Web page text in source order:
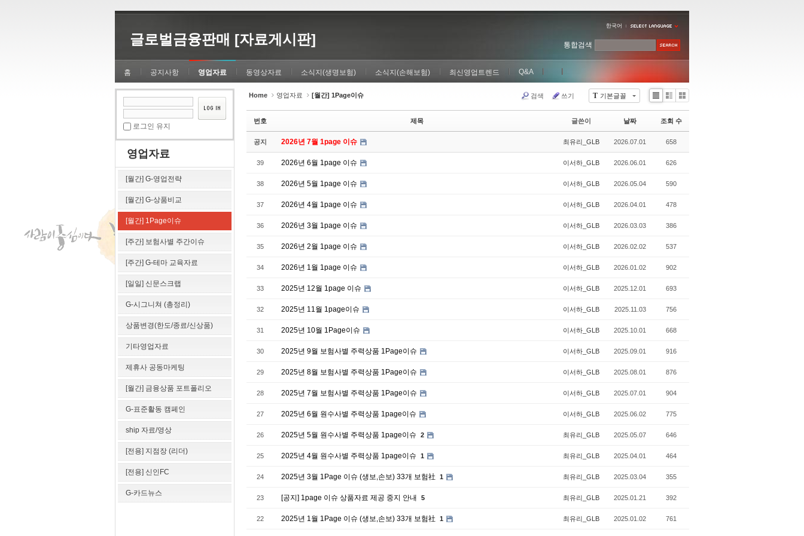
글로벌금융판매 [자료게시판]
한국어
홈 공지사항 영업자료 동영상자료 소식지(생명보험) 소식지(손해보험) 최신영업트렌드 Q&A
통합검색
로그인 유지
영업자료
[월간] G-영업전략
[월간] G-상품비교
[월간] 1Page이슈
[주간] 보험사별 주간이슈
[주간] G-테마 교육자료
[일일] 신문스크랩
G-시그니쳐 (총정리)
상품변경(한도/종료/신상품)
기타영업자료
제휴사 공동마케팅
[월간] 금융상품 포트폴리오
G-표준활동 캠페인
ship 자료/영상
[전용] 지점장 (리더)
[전용] 신인FC
G-카드뉴스
Home 영업자료 [월간] 1Page이슈 T 기본글꼴
검색 쓰기
Li
Zi
e
G
le
번호 제목 글쓴이 날짜 조회 수
공지 2026년 7월 1page 이슈 최유리_GLB 2026.07.01 658
39 2026년 6월 1page 이슈 이서하_GLB 2026.06.01 626
38 2026년 5월 1page 이슈 이서하_GLB 2026.05.04 590
37 2026년 4월 1page 이슈 이서하_GLB 2026.04.01 478
36 2026년 3월 1page 이슈 이서하_GLB 2026.03.03 386
35 2026년 2월 1page 이슈 이서하_GLB 2026.02.02 537
34 2026년 1월 1page 이슈 이서하_GLB 2026.01.02 902
33 2025년 12월 1page 이슈 이서하_GLB 2025.12.01 693
32 2025년 11월 1page이슈 이서하_GLB 2025.11.03 756
31 2025년 10월 1Page이슈 이서하_GLB 2025.10.01 668
30 2025년 9월 보험사별 주력상품 1Page이슈 이서하_GLB 2025.09.01 916
29 2025년 8월 보험사별 주력상품 1Page이슈 이서하_GLB 2025.08.01 876
28 2025년 7월 보험사별 주력상품 1Page이슈 이서하_GLB 2025.07.01 904
27 2025년 6월 원수사별 주력상품 1page이슈 이서하_GLB 2025.06.02 775
26 2025년 5월 원수사별 주력상품 1page이슈 2 최유리_GLB 2025.05.07 646
25 2025년 4월 원수사별 주력상품 1page이슈 1 최유리_GLB 2025.04.01 464
24 2025년 3월 1Page 이슈 (생보,손보) 33개 보험社 1 최유리_GLB 2025.03.04 355
23 [공지] 1page 이슈 상품자료 제공 중지 안내 5 최유리_GLB 2025.01.21 392
22 2025년 1월 1Page 이슈 (생보,손보) 33개 보험社 1 최유리_GLB 2025.01.02 761
Sketchbook5, 스케치북5
Sketchbook5, 스케치북5
Sketchbook5, 스케치북5
Sketchbook5, 스케치북5